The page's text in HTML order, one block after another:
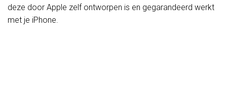
deze door Apple zelf ontworpen is en gegarandeerd werkt
met je iPhone.